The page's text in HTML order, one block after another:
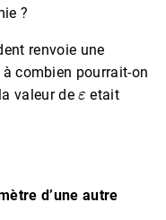
?
renvoie une
combien pourrait-on
valeur de
ε
etait
d’une autre